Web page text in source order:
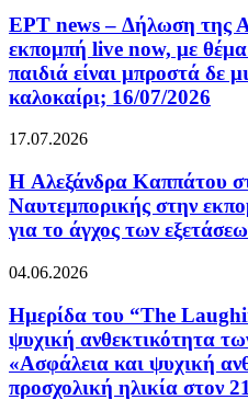
ΕΡΤ news – Δήλωση της
εκπομπή live now, με
παιδιά είναι μπροστά δε
καλοκαίρι; 16/07/2026
17.07.2026
H Αλεξάνδρα Καππάτου
Ναυτεμπορικής στην
για το άγχος των
04.06.2026
Ημερίδα του “The
ψυχική ανθεκτικότητα
«Ασφάλεια και ψυχική
προσχολική ηλικία στον